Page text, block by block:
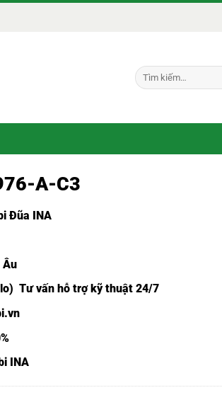
Tìm
kiếm:
A-C3
Đũa INA
Âu
Tư vấn hỗ trợ kỹ thuật 24/7
INA